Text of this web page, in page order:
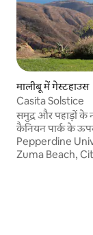
मालीबू में गेस्टहाउस
Casita Solstice
समुद्र और पहाड़ों के
कैनियन पार्क के ऊपर
Pepperdine
Zuma Beach,